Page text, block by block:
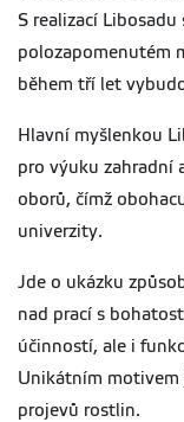
S realizací Libosadu
polozapomenutém
během tří let
Hlavní myšlenkou
pro výuku zahradní
oborů, čímž
univerzity.
Jde o ukázku
nad prací s
účinností, ale i
Unikátním motivem
projevů rostlin.